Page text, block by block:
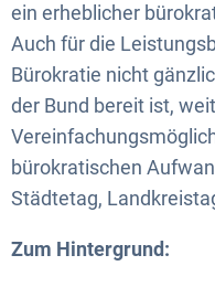
ein erheblicher
Auch für die
Bürokratie nicht
der Bund bereit ist,
bürokratischen
Städtetag,
Zum Hintergrund: